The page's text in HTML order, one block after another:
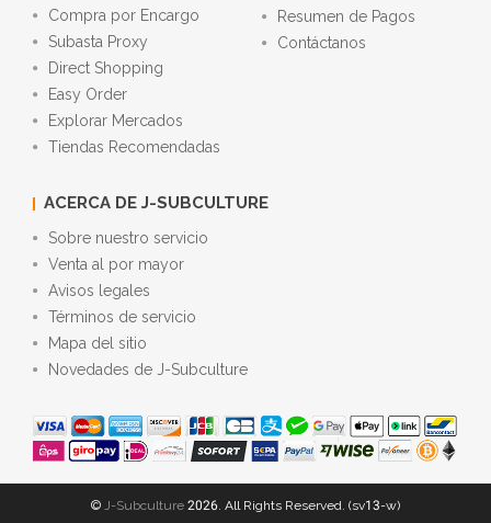
Compra por Encargo
Subasta Proxy
Direct Shopping
Easy Order
Explorar Mercados
Tiendas Recomendadas
Resumen de Pagos
Contáctanos
ACERCA DE J-SUBCULTURE
Sobre nuestro servicio
Venta al por mayor
Avisos legales
Términos de servicio
Mapa del sitio
Novedades de J-Subculture
© J-Subculture 2026. All Rights Reserved. (sv13-w)